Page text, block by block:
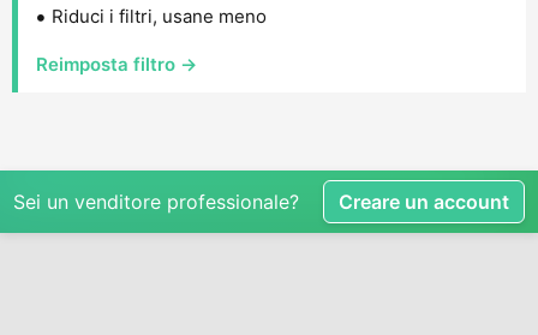
Riduci i filtri, usane meno
Reimposta filtro →
Sei un venditore professionale? Creare un account